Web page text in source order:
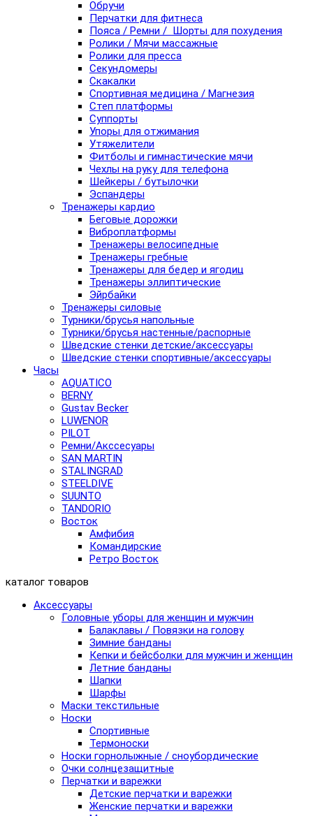
Обручи
Перчатки для фитнеса
Пояса / Ремни / Шорты для похудения
Ролики / Мячи массажные
Ролики для пресса
Секундомеры
Скакалки
Спортивная медицина / Магнезия
Степ платформы
Суппорты
Упоры для отжимания
Утяжелители
Фитболы и гимнастические мячи
Чехлы на руку для телефона
Шейкеры / бутылочки
Эспандеры
Тренажеры кардио
Беговые дорожки
Виброплатформы
Тренажеры велосипедные
Тренажеры гребные
Тренажеры для бедер и ягодиц
Тренажеры эллиптические
Эйрбайки
Тренажеры силовые
Турники/брусья напольные
Турники/брусья настенные/распорные
Шведские стенки детские/аксессуары
Шведские стенки спортивные/аксессуары
Часы
AQUATICO
BERNY
Gustav Becker
LUWENOR
PILOT
Pемни/Акссесуары
SAN MARTIN
STALINGRAD
STEELDIVE
SUUNTO
TANDORIO
Восток
Амфибия
Командирские
Ретро Восток
каталог товаров
Аксессуары
Головные уборы для женщин и мужчин
Балаклавы / Повязки на голову
Зимние банданы
Кепки и бейсболки для мужчин и женщин
Летние банданы
Шапки
Шарфы
Маски текстильные
Носки
Спортивные
Термоноски
Носки горнолыжные / сноубордические
Очки солнцезащитные
Перчатки и варежки
Детские перчатки и варежки
Женские перчатки и варежки